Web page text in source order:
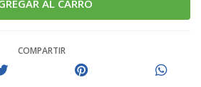
COMPARTIR